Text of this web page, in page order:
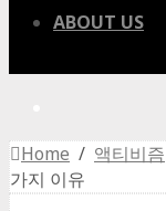
ABOUT US
Home / 액티비즘
가지 이유